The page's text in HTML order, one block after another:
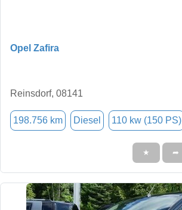
Opel Zafira
Reinsdorf, 08141
198.756 km Diesel 110 kw (150 PS)
★ ➦